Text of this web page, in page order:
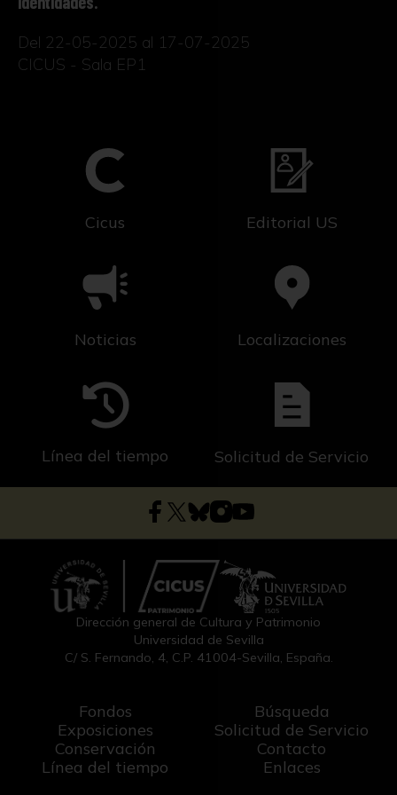
Del 22-05-2025 al 17-07-2025
CICUS - Sala EP1
Cicus Editorial US
Noticias Localizaciones
Línea del tiempo Solicitud de Servicio
Dirección general de Cultura y Patrimonio
Universidad de Sevilla
C/ S. Fernando, 4, C.P. 41004-Sevilla, España.
Fondos
Exposiciones
Conservación
Línea del tiempo
Búsqueda
Solicitud de Servicio
Contacto
Enlaces